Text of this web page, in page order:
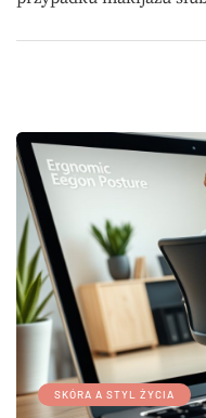
SKÓRA A STYL ŻYCIA